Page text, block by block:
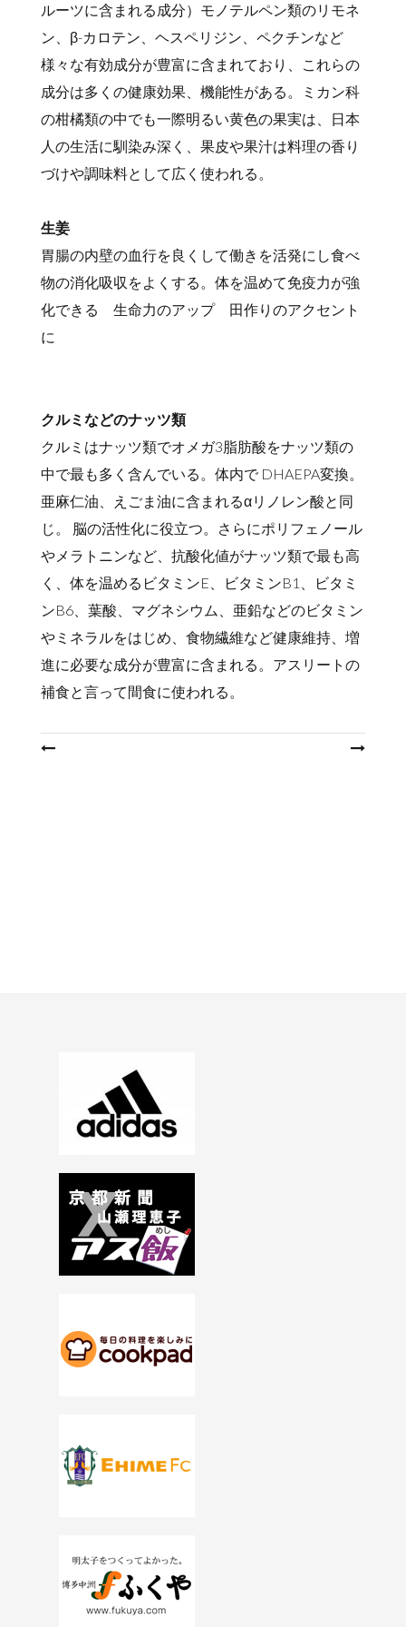
ルーツに含まれる成分）モノテルペン類のリモネ
ン、β-カロテン、ヘスペリジン、ペクチンなど
様々な有効成分が豊富に含まれており、これらの
成分は多くの健康効果、機能性がある。ミカン科
の柑橘類の中でも一際明るい黄色の果実は、日本
人の生活に馴染み深く、果皮や果汁は料理の香り
づけや調味料として広く使われる。
生姜
胃腸の内壁の血行を良くして働きを活発にし食べ
物の消化吸収をよくする。体を温めて免疫力が強
化できる 生命力のアップ 田作りのアクセント
に
クルミなどのナッツ類
クルミはナッツ類でオメガ3脂肪酸をナッツ類の
中で最も多く含んでいる。体内で DHAEPA変換。
亜麻仁油、えごま油に含まれるαリノレン酸と同
じ。 脳の活性化に役立つ。さらにポリフェノール
やメラトニンなど、抗酸化値がナッツ類で最も高
く、体を温めるビタミンE、ビタミンB1、ビタミ
ンB6、葉酸、マグネシウム、亜鉛などのビタミン
やミネラルをはじめ、食物繊維など健康維持、増
進に必要な成分が豊富に含まれる。アスリートの
補食と言って間食に使われる。
投